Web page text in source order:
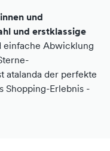
und
und erstklassige
einfache Abwicklung
atalanda der perfekte
Shopping-Erlebnis -